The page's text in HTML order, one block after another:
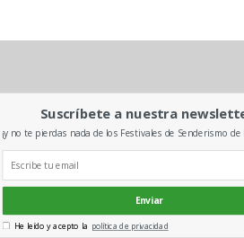
Suscríbete a nuestra
¡y no te pierdas nada de los Festivales de Senderismo
Enviar
He leído y acepto la política de privacidad